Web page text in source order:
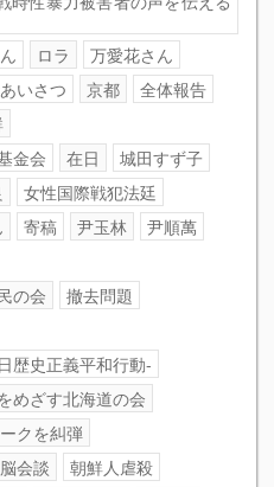
ロラ
万愛花さん
いさつ 京都
全体報告
金会
在日
城田すず子
女性国際戦犯法廷
寄稿 尹玉林
尹順萬
の会
撤去問題
歴史正義平和行動-
めざす北海道の会
クを糾弾
会談
朝鮮人虐殺